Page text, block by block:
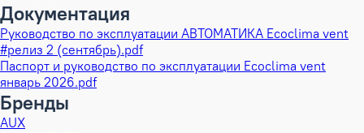
Документация
Руководство по эксплуатации АВТОМАТИКА Ecoclima vent
#релиз 2 (сентябрь).pdf
Паспорт и руководство по эксплуатации Ecoclima vent
январь 2026.pdf
Бренды
AUX